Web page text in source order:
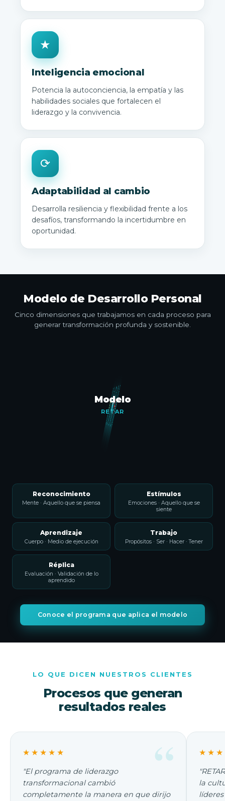
★
Inteligencia emocional
Potencia la autoconciencia, la empatía y las
habilidades sociales que fortalecen el
liderazgo y la convivencia.
⟳
Adaptabilidad al cambio
Desarrolla resiliencia y flexibilidad frente a los
desafíos, transformando la incertidumbre en
oportunidad.
Modelo de Desarrollo Personal
Cinco dimensiones que trabajamos en cada proceso para
generar transformación profunda y sostenible.
Modelo
RETAR
Reconocimiento
Mente · Aquello que se piensa
Estímulos
Emociones · Aquello que se
siente
Aprendizaje
Cuerpo · Medio de ejecución
Trabajo
Propósitos · Ser · Hacer · Tener
Réplica
Evaluación · Validación de lo
aprendido
Conoce el programa que aplica el modelo
LO QUE DICEN NUESTROS CLIENTES
Procesos que generan
resultados reales
★★★★★
"El programa de liderazgo
transformacional cambió
completamente la manera en que dirijo
la